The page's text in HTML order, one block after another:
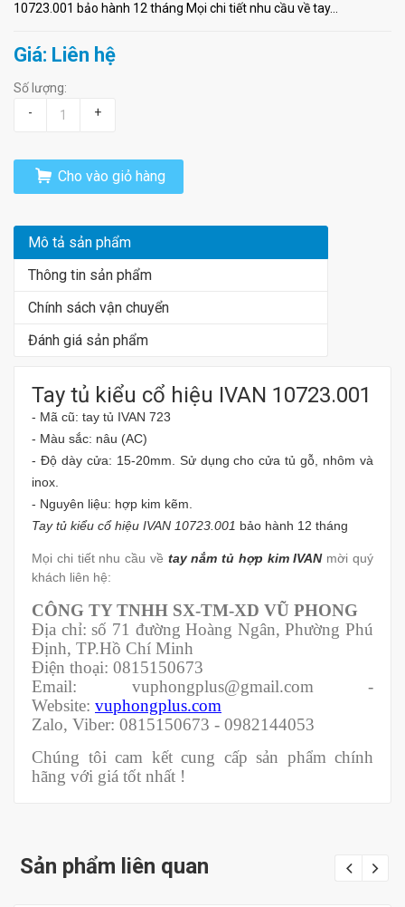
10723.001 bảo hành 12 tháng Mọi chi tiết nhu cầu về tay...
Giá: Liên hệ
Số lượng:
-
+
Cho vào giỏ hàng
Mô tả sản phẩm
Thông tin sản phẩm
Chính sách vận chuyển
Đánh giá sản phẩm
Tay tủ kiểu cổ hiệu IVAN 10723.001
- Mã cũ: tay tủ IVAN 723
- Màu sắc: nâu (AC)
- Độ dày cửa: 15-20mm. Sử dụng cho cửa tủ gỗ, nhôm và
inox.
- Nguyên liệu: hợp kim kẽm.
Tay tủ kiểu cổ hiệu IVAN 10723.001 bảo hành 12 tháng
Mọi chi tiết nhu cầu về tay nắm tủ hợp kim IVAN mời quý
khách liên hệ:
CÔNG TY TNHH SX-TM-XD VŨ PHONG
Địa chỉ: số 71 đường Hoàng Ngân, Phường Phú
Định, TP.Hồ Chí Minh
Điện thoại: 0815150673
Email: vuphongplus@gmail.com -
Website: vuphongplus.com
Zalo, Viber: 0815150673 - 0982144053
Chúng tôi cam kết cung cấp sản phẩm chính
hãng với giá tốt nhất !
Sản phẩm liên quan